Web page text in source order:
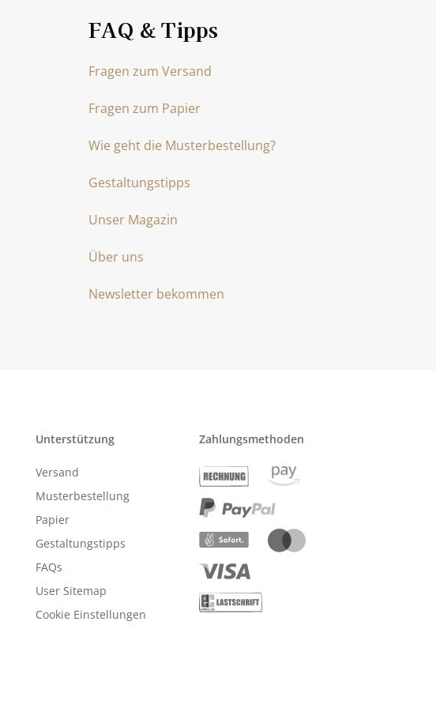
FAQ & Tipps
Fragen zum Versand
Fragen zum Papier
Wie geht die Musterbestellung?
Gestaltungstipps
Unser Magazin
Über uns
Newsletter bekommen
Unterstützung
Versand
Musterbestellung
Papier
Gestaltungstipps
FAQs
User Sitemap
Cookie Einstellungen
Zahlungsmethoden